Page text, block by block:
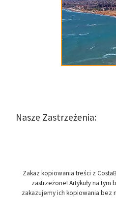
Nasze Zastrzeżenia:
Zakaz kopiowania treści z
zastrzeżone! Artykuły na tym
zakazujemy ich kopiowania bez